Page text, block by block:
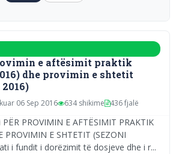
e aftësimit praktik
dhe provimin e shtetit
06 Sep 2016 634 shikime 436 fjalë
PROVIMIN E AFTËSIMIT PRAKTIK
PROVIMIN E SHTETIT (SEZONI
i fundit i dorëzimit të dosjeve dhe i r...